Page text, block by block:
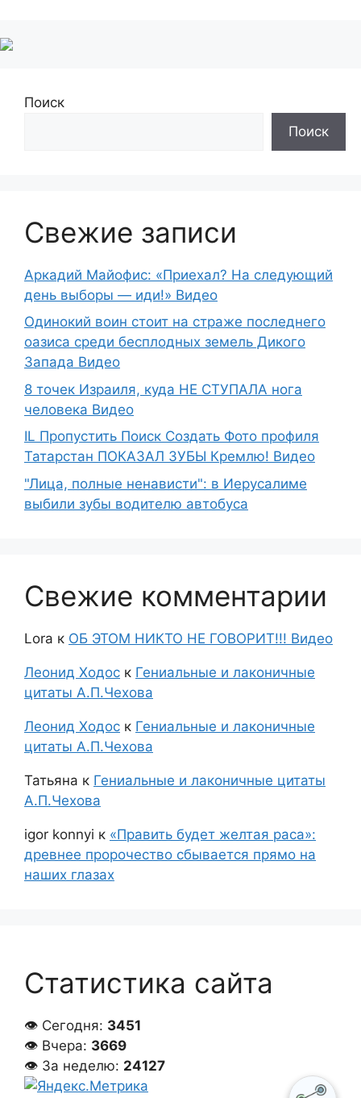
Поиск
Поиск
Свежие записи
Аркадий Майофис: «Приехал? На следующий
день выборы — иди!» Видео
Одинокий воин стоит на страже последнего
оазиса среди бесплодных земель Дикого
Запада Видео
8 точек Израиля, куда НЕ СТУПАЛА нога
человека Видео
IL Пропустить Поиск Создать Фото профиля
Татарстан ПОКАЗАЛ ЗУБЫ Кремлю! Видео
"Лица, полные ненависти": в Иерусалиме
выбили зубы водителю автобуса
Свежие комментарии
Lora к ОБ ЭТОМ НИКТО НЕ ГОВОРИТ!!! Видео
Леонид Ходос к Гениальные и лаконичные
цитаты А.П.Чехова
Леонид Ходос к Гениальные и лаконичные
цитаты А.П.Чехова
Татьяна к Гениальные и лаконичные цитаты
А.П.Чехова
igor konnyi к «Править будет желтая раса»:
древнее пророчество сбывается прямо на
наших глазах
Статистика сайта
👁 Сегодня: 3451
👁 Вчера: 3669
👁 За неделю: 24127